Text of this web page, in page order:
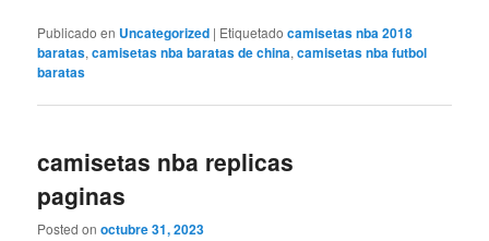
Publicado en Uncategorized | Etiquetado camisetas nba 2018
baratas,camisetas nba baratas de china,camisetas nba futbol
baratas
camisetas nba replicas
paginas
Posted onoctubre 31, 2023